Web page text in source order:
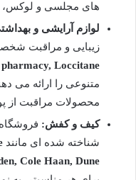
های مجلسی و لوکس،
لوازم آرایشی و
زیبایی و مراقبت
Loccitane
متنوعی را ارائه می
محصولات مراقبت
کیف و کفش:
شناخته شده ای مانند
Cole Haan, Dune